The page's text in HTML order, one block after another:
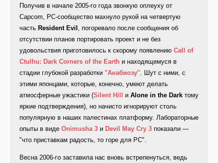
Получив в начале 2005-го года звонкую оплеуху от
Capcom, PC-сообщество махнуло рукой на четвертую
часть Resident Evil , погоревало после сообщения об
отсутствии планов портировать проект и не без
удовольствия приготовилось к скорому появлению Call of
Ctulhu: Dark Corners of the Earth и находящемуся в
стадии глубокой разработки "Анабиозу". Шут с ними, с
этими японцами, которые, конечно, умеют делать
атмосферные ужастики (Silent Hill и Alone in the Dark тому
яркие подтверждения), но начисто игнорируют столь
популярную в наших палестинах платформу. Лабораторные
опыты в виде Onimusha 3 и Devil May Cry 3 показали —
"что приставкам радость, то горе для PC".
Весна 2006-го заставила нас вновь встрепенуться, ведь